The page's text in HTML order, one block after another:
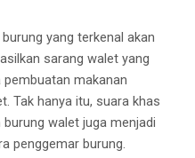
yang terkenal akan
sarang walet yang
makanan
Tak hanya itu, suara khas
walet juga menjadi
penggemar burung.